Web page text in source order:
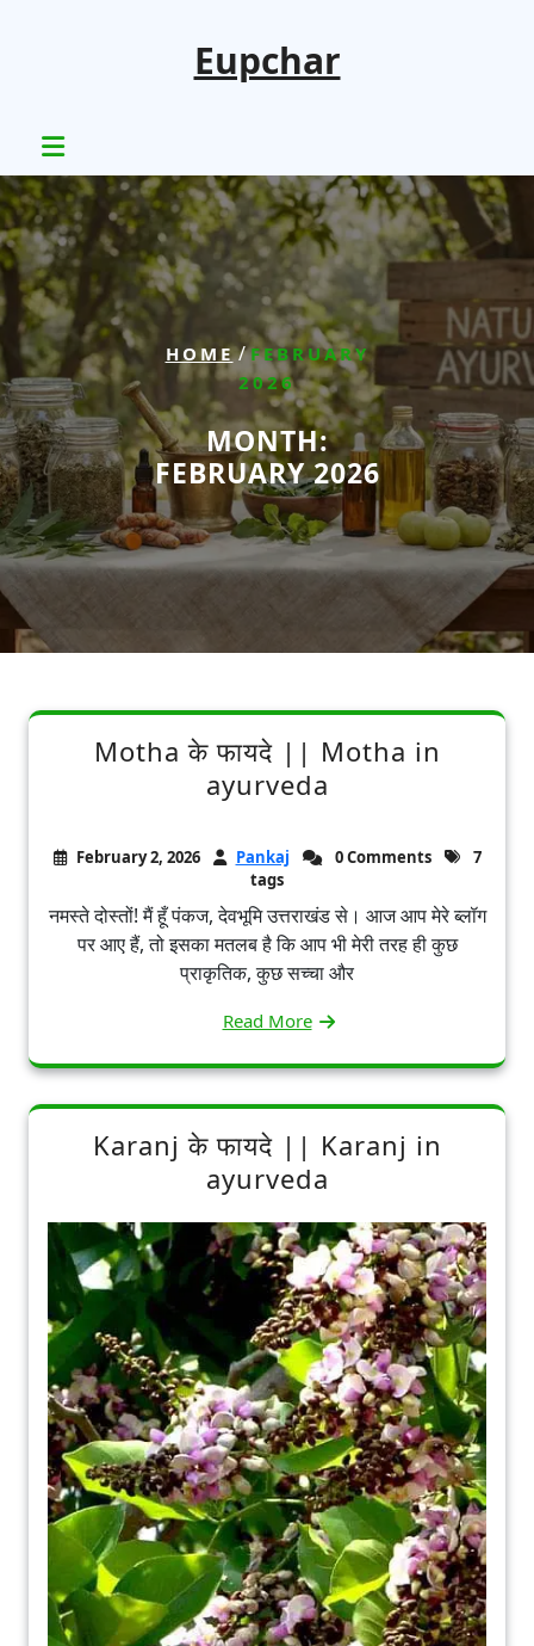
Eupchar
HOME/FEBRUARY
2026
MONTH:
FEBRUARY 2026
Motha के फायदे || Motha in
ayurveda
February 2, 2026 Pankaj 0 Comments
7
tags
नमस्ते दोस्तों! मैं हूँ पंकज, देवभूमि उत्तराखंड से। आज आप मेरे ब्लॉग
पर आए हैं, तो इसका मतलब है कि आप भी मेरी तरह ही कुछ
प्राकृतिक, कुछ सच्चा और
Read More
Karanj के फायदे || Karanj in
ayurveda